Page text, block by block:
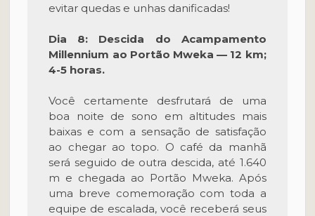
evitar quedas e unhas danificadas!
Dia 8: Descida do Acampamento
Millennium ao Portão Mweka — 12 km;
4-5 horas.
Você certamente desfrutará de uma
boa noite de sono em altitudes mais
baixas e com a sensação de satisfação
ao chegar ao topo. O café da manhã
será seguido de outra descida, até 1.640
m e chegada ao Portão Mweka. Após
uma breve comemoração com toda a
equipe de escalada, você receberá seus